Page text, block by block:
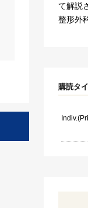
て解説
整形外
購読タ